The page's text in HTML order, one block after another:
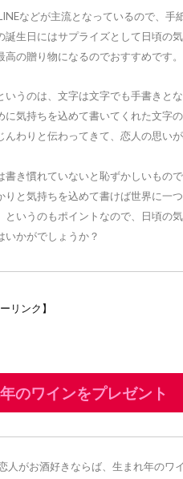
などが主流となっているので、手
誕生日にはサプライズとして日頃の
高の贈り物になるのでおすすめです。
いうのは、文字は文字でも手書きと
に気持ちを込めて書いてくれた文字
んわりと伝わってきて、恋人の思い
書き慣れていないと恥ずかしいもの
りと気持ちを込めて書けば世界に一
というのもポイントなので、日頃の
いかがでしょうか？
リンク】
のワインをプレゼント
人がお酒好きならば、生まれ年のワ